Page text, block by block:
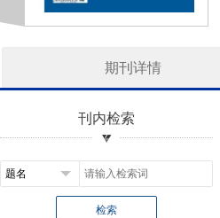
期刊详情
刊内检索
检索